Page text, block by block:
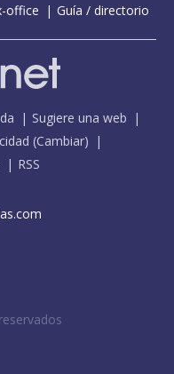
office Guía / directorio
Sugiere una web
(Cambiar)
RSS